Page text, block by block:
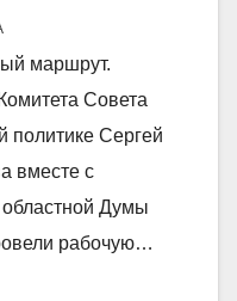
маршрут.
Совета
политике Сергей
вместе с
Думы
рабочую…